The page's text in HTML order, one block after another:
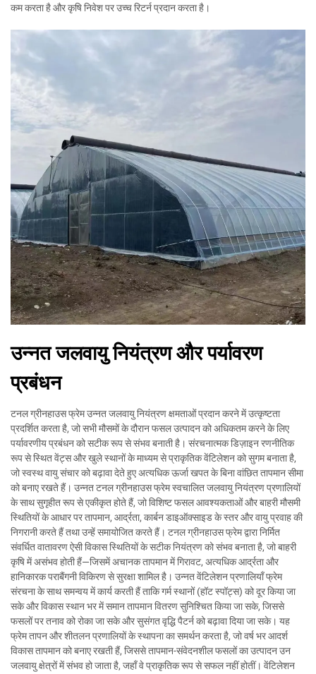
कम करता है और कृषि निवेश पर उच्च रिटर्न प्रदान करता है।
उन्नत जलवायु नियंत्रण और पर्यावरण
प्रबंधन
टनल ग्रीनहाउस फ्रेम उन्नत जलवायु नियंत्रण क्षमताओं प्रदान करने में उत्कृष्टता
प्रदर्शित करता है, जो सभी मौसमों के दौरान फसल उत्पादन को अधिकतम करने के लिए
पर्यावरणीय प्रबंधन को सटीक रूप से संभव बनाती है। संरचनात्मक डिज़ाइन रणनीतिक
रूप से स्थित वेंट्स और खुले स्थानों के माध्यम से प्राकृतिक वेंटिलेशन को सुगम बनाता है,
जो स्वस्थ वायु संचार को बढ़ावा देते हुए अत्यधिक ऊर्जा खपत के बिना वांछित तापमान सीमा
को बनाए रखते हैं। उन्नत टनल ग्रीनहाउस फ्रेम स्वचालित जलवायु नियंत्रण प्रणालियों
के साथ सुगृहीत रूप से एकीकृत होते हैं, जो विशिष्ट फसल आवश्यकताओं और बाहरी मौसमी
स्थितियों के आधार पर तापमान, आर्द्रता, कार्बन डाइऑक्साइड के स्तर और वायु प्रवाह की
निगरानी करते हैं तथा उन्हें समायोजित करते हैं। टनल ग्रीनहाउस फ्रेम द्वारा निर्मित
संवर्धित वातावरण ऐसी विकास स्थितियों के सटीक नियंत्रण को संभव बनाता है, जो बाहरी
कृषि में असंभव होती हैं—जिसमें अचानक तापमान में गिरावट, अत्यधिक आर्द्रता और
हानिकारक पराबैंगनी विकिरण से सुरक्षा शामिल है। उन्नत वेंटिलेशन प्रणालियाँ फ्रेम
संरचना के साथ समन्वय में कार्य करती हैं ताकि गर्म स्थानों (हॉट स्पॉट्स) को दूर किया जा
सके और विकास स्थान भर में समान तापमान वितरण सुनिश्चित किया जा सके, जिससे
फसलों पर तनाव को रोका जा सके और सुसंगत वृद्धि पैटर्न को बढ़ावा दिया जा सके। यह
फ्रेम तापन और शीतलन प्रणालियों के स्थापना का समर्थन करता है, जो वर्ष भर आदर्श
विकास तापमान को बनाए रखती हैं, जिससे तापमान-संवेदनशील फसलों का उत्पादन उन
जलवायु क्षेत्रों में संभव हो जाता है, जहाँ वे प्राकृतिक रूप से सफल नहीं होतीं। वेंटिलेशन